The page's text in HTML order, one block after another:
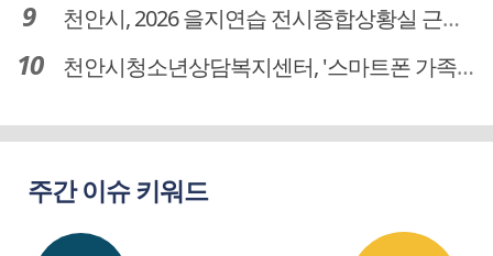
천안시, 2026 을지연습 전시종합상황실 근무자 사전교육
천안시청소년상담복지센터, '스마트폰 가족치유캠프' 운영
주간 이슈 키워드